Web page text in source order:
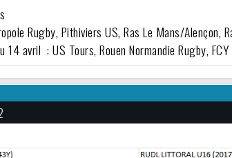
Rugby, Pithiviers US, Ras Le Mans/Alençon,
14 avril : US Tours, Rouen Normandie Rugby,